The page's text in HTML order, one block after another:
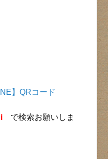
】QRコード
で検索お願いしま